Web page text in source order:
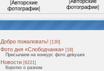
[Авторские
фотографии]
фотографии]
Добро пожаловать! [130]
Фото дня «Слободчанка» [18]
Присылаем на конкурс фото девушек
Новости [6221]
Коротко о разном